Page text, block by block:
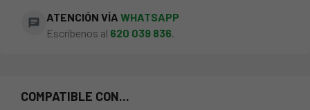
chat ATENCIÓN VÍA WHATSAPP
Escríbenos al 620 039 836
COMPATIBLE CON...